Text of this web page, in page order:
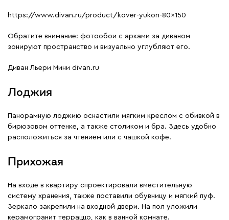
https://www.divan.ru/product/kover-yukon-80x150
Обратите внимание: фотообои с арками за диваном
зонируют пространство и визуально углубляют его.
Диван Льери Мини divan.ru
Лоджия
Панорамную лоджию оснастили мягким креслом с обивкой в
бирюзовом оттенке, а также столиком и бра. Здесь удобно
расположиться за чтением или с чашкой кофе.
Прихожая
На входе в квартиру спроектировали вместительную
систему хранения, также поставили обувницу и мягкий пуф.
Зеркало закрепили на входной двери. На пол уложили
керамогранит терраццо, как в ванной комнате.